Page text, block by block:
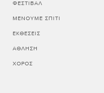
ΦΕΣΤΙΒΆΛ
ΜΈΝΟΥΜΕ ΣΠΊΤΙ
ΕΚΘΈΣΕΙΣ
ΆΘΛΗΣΗ
ΧΟΡΌΣ